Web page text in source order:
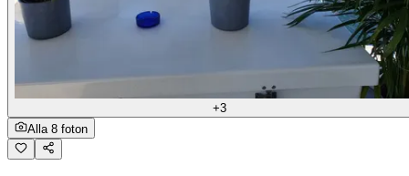
+3
Alla 8 foton